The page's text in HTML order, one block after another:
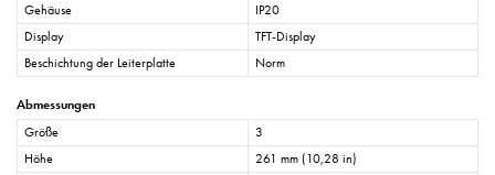
Gehäuse
IP20
Display
TFT-Display
Beschichtung der Leiterplatte
Norm
Abmessungen
Größe
3
Höhe
261 mm (10,28 in)